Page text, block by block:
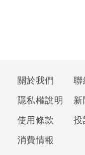
關於我們
聯
隱私權說明
使用條款
消費情報